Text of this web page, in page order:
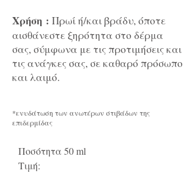
Χρήση : Πρωί ή/και βράδυ, όποτε
αισθάνεστε ξηρότητα στο δέρμα
σας, σύμφωνα με τις προτιμήσεις και
τις ανάγκες σας, σε καθαρό πρόσωπο
και λαιμό.
*ενυδάτωση των ανωτέρων στιβάδων της
επιδερμίδας
Ποσότητα 50 ml
Τιμή: